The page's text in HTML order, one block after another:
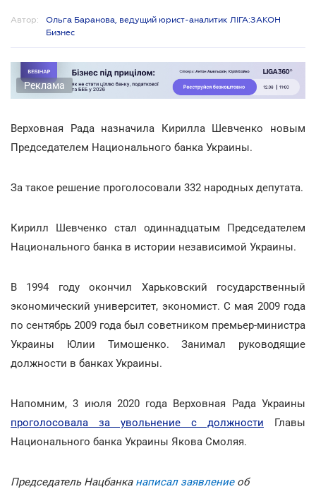
Автор:
Ольга Баранова, ведущий юрист-аналитик ЛІГА:ЗАКОН
Бизнес
Реклама
Верховная Рада назначила Кирилла Шевченко новым
Председателем Национального банка Украины.
За такое решение проголосовали 332 народных депутата.
Кирилл Шевченко стал одиннадцатым Председателем
Национального банка в истории независимой Украины.
В 1994 году окончил Харьковский государственный
экономический университет, экономист. С мая 2009 года
по сентябрь 2009 года был советником премьер-министра
Украины Юлии Тимошенко. Занимал руководящие
должности в банках Украины.
Напомним, 3 июля 2020 года Верховная Рада Украины
проголосовала за увольнение с должности Главы
Национального банка Украины Якова Смоляя.
Председатель Нацбанканаписал заявлениеоб